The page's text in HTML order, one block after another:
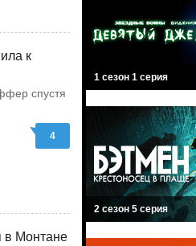
к
спустя
4
в Монтане
1 сезон 1 серия
2 сезон 5 серия